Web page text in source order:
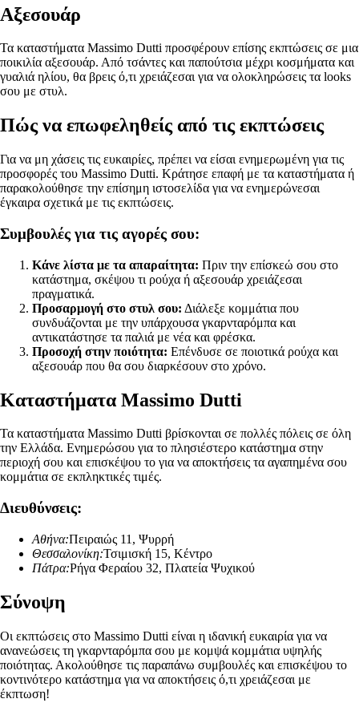
Αξεσουάρ
Τα καταστήματα Massimo Dutti προσφέρουν επίσης εκπτώσεις σε μια
ποικιλία αξεσουάρ. Από τσάντες και παπούτσια μέχρι κοσμήματα και
γυαλιά ηλίου, θα βρεις ό,τι χρειάζεσαι για να ολοκληρώσεις τα looks
σου με στυλ.
Πώς να επωφεληθείς από τις εκπτώσεις
Για να μη χάσεις τις ευκαιρίες, πρέπει να είσαι ενημερωμένη για τις
προσφορές του Massimo Dutti. Κράτησε επαφή με τα καταστήματα ή
παρακολούθησε την επίσημη ιστοσελίδα για να ενημερώνεσαι
έγκαιρα σχετικά με τις εκπτώσεις.
Συμβουλές για τις αγορές σου:
Κάνε λίστα με τα απαραίτητα: Πριν την επίσκεώ σου στο
κατάστημα, σκέψου τι ρούχα ή αξεσουάρ χρειάζεσαι
πραγματικά.
Προσαρμογή στο στυλ σου: Διάλεξε κομμάτια που
συνδυάζονται με την υπάρχουσα γκαρνταρόμπα και
αντικατάστησε τα παλιά με νέα και φρέσκα.
Προσοχή στην ποιότητα: Επένδυσε σε ποιοτικά ρούχα και
αξεσουάρ που θα σου διαρκέσουν στο χρόνο.
Καταστήματα Massimo Dutti
Τα καταστήματα Massimo Dutti βρίσκονται σε πολλές πόλεις σε όλη
την Ελλάδα. Ενημερώσου για το πλησιέστερο κατάστημα στην
περιοχή σου και επισκέψου το για να αποκτήσεις τα αγαπημένα σου
κομμάτια σε εκπληκτικές τιμές.
Διευθύνσεις:
Αθήνα:Πειραιώς 11, Ψυρρή
Θεσσαλονίκη:Τσιμισκή 15, Κέντρο
Πάτρα:Ρήγα Φεραίου 32, Πλατεία Ψυχικού
Σύνοψη
Οι εκπτώσεις στο Massimo Dutti είναι η ιδανική ευκαιρία για να
ανανεώσεις τη γκαρνταρόμπα σου με κομψά κομμάτια υψηλής
ποιότητας. Ακολούθησε τις παραπάνω συμβουλές και επισκέψου το
κοντινότερο κατάστημα για να αποκτήσεις ό,τι χρειάζεσαι με
έκπτωση!